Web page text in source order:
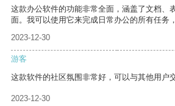
这款办公软件的功能非常全面，涵盖了文档、
面。我可以使用它来完成日常办公的所有任务
2023-12-30
游客
这款软件的社区氛围非常好，可以与其他用户
2023-12-30